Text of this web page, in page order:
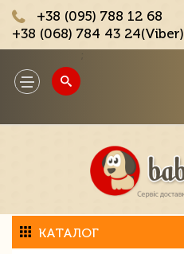
+38 (095) 788 12 68
+38 (068) 784 43 24(Viber)
Toggle
navigation
КАТАЛОГ